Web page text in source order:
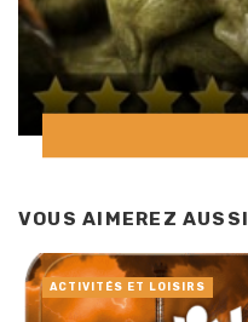
VOUS AIMEREZ AUSSI
ACTIVITÉS ET LOISIRS